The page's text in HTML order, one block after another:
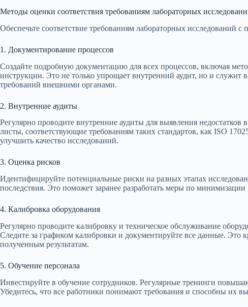
Методы оценки соответствия требованиям лабораторных
Обеспечьте соответствие требованиям лабораторных исследований
1. Документирование процессов
Создайте подробную документацию для всех процессов, включая
инструкции. Это не только упрощает внутренний аудит, но и служит
требований внешними органами.
2. Внутренние аудиты
Регулярно проводите внутренние аудиты для выявления недостатков
листы, соответствующие требованиям таких стандартов, как ISO
улучшить качество исследований.
3. Оценка рисков
Идентифицируйте потенциальные риски на разных этапах
последствия. Это поможет заранее разработать меры по
4. Калибровка оборудования
Регулярно проводите калибровку и техническое обслуживание
Следите за графиком калибровки и документируйте все данные. Это
полученным результатам.
5. Обучение персонала
Инвестируйте в обучение сотрудников. Регулярные тренинги
Убедитесь, что все работники понимают требования и способны их